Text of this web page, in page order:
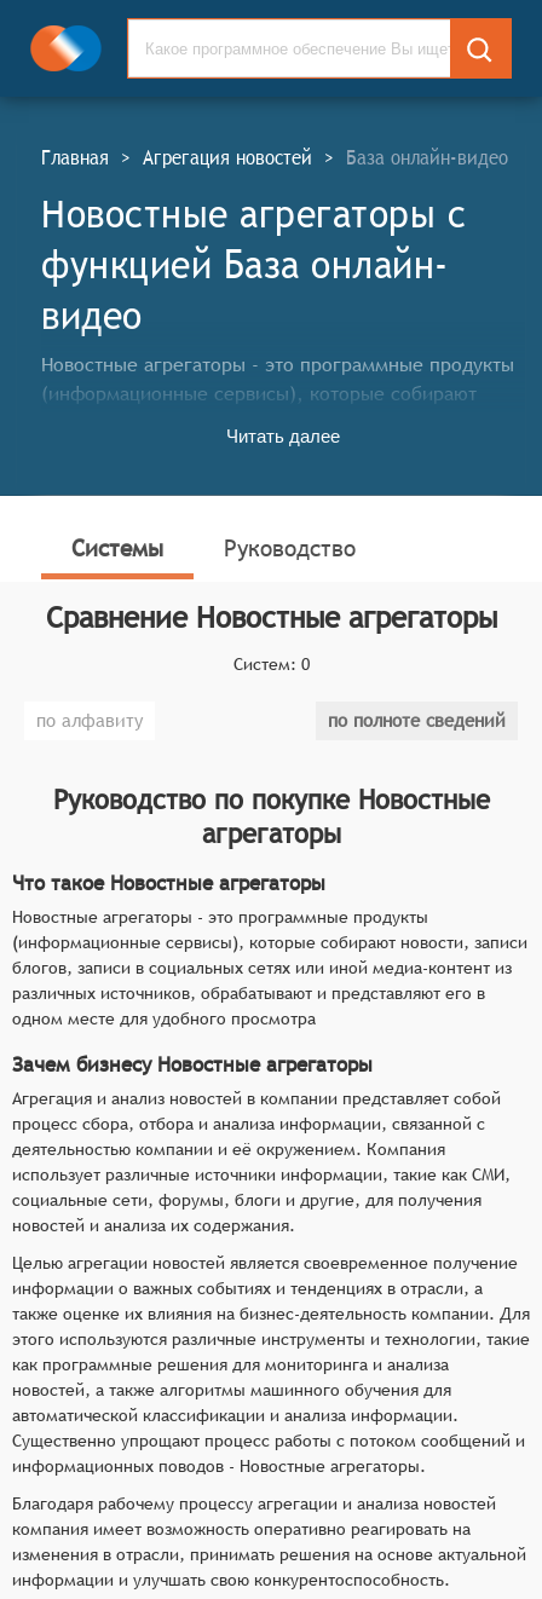
Главная > Агрегация новостей > База онлайн-видео
Новостные агрегаторы c
функцией База онлайн-
видео
Новостные агрегаторы - это программные продукты
(информационные сервисы), которые собирают
или иной медиа-контент из различных источников,
Классификатор программных продуктов Соваре
определяет конкретные функциональные критерии
для систем. Для включения в категорию сервисов
новостных агрегаторов программный продукт
Собирать медиа-контент, хранить его в
Выделять события, определять
информационные поводы, тегировать новости,
Обладать средствами вывода ленты новостей,
поиска и фильтрации по основным
параметрам.
Читать далее
Системы Руководство
Сравнение Новостные агрегаторы
Систем: 0
по алфавиту по полноте сведений
Руководство по покупке Новостные
агрегаторы
Что такое Новостные агрегаторы
Новостные агрегаторы - это программные продукты
(информационные сервисы), которые собирают новости, записи
блогов, записи в социальных сетях или иной медиа-контент из
различных источников, обрабатывают и представляют его в
одном месте для удобного просмотра
Зачем бизнесу Новостные агрегаторы
Агрегация и анализ новостей в компании представляет собой
процесс сбора, отбора и анализа информации, связанной с
деятельностью компании и её окружением. Компания
использует различные источники информации, такие как СМИ,
социальные сети, форумы, блоги и другие, для получения
новостей и анализа их содержания.
Целью агрегации новостей является своевременное получение
информации о важных событиях и тенденциях в отрасли, а
также оценке их влияния на бизнес-деятельность компании. Для
этого используются различные инструменты и технологии, такие
как программные решения для мониторинга и анализа
новостей, а также алгоритмы машинного обучения для
автоматической классификации и анализа информации.
Существенно упрощают процесс работы с потоком сообщений и
информационных поводов - Новостные агрегаторы.
Благодаря рабочему процессу агрегации и анализа новостей
компания имеет возможность оперативно реагировать на
изменения в отрасли, принимать решения на основе актуальной
информации и улучшать свою конкурентоспособность.